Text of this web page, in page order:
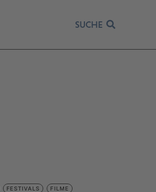
SUCHE
FESTIVALS FILME